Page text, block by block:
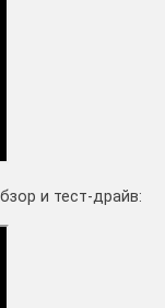
и тест-драйв: